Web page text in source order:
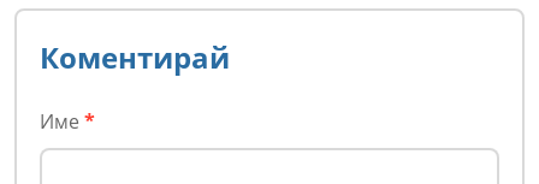
Коментирай
Име *